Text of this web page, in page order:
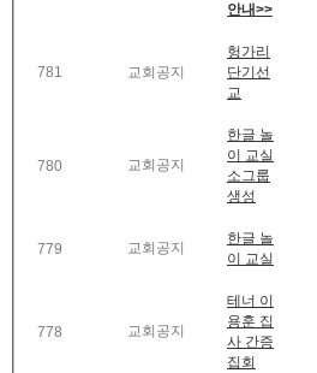
안내>>
781 교회공지
헝가리
단기선
교
780 교회공지
한글 놀
이 교실
소그룹
생성
779 교회공지
한글 놀
이 교실
778 교회공지
테너 이
용훈 집
사 간증
집회